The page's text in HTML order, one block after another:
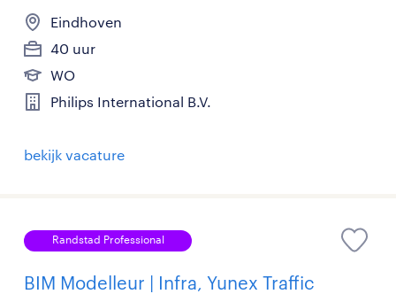
Eindhoven
40 uur
WO
Philips International B.V.
bekijk vacature
Randstad Professional
BIM Modelleur | Infra, Yunex Traffic